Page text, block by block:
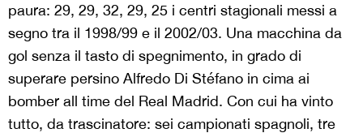
paura: 29, 29, 32, 29, 25 i centri stagionali messi a
segno tra il 1998/99 e il 2002/03. Una macchina da
gol senza il tasto di spegnimento, in grado di
superare persino Alfredo Di Stéfano in cima ai
bomber all time del Real Madrid. Con cui ha vinto
tutto, da trascinatore: sei campionati spagnoli, tre